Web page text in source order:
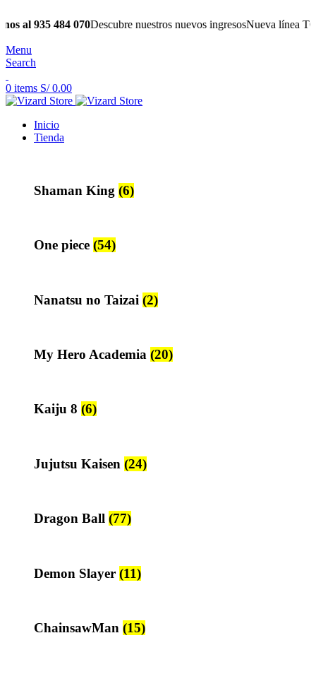
484 070Descubre nuestros nuevos ingresosNueva línea TCG
Menu
Search
0 items S/0.00
Inicio
Tienda
Shaman King (6)
One piece (54)
Nanatsu no Taizai (2)
My Hero Academia (20)
Kaiju 8 (6)
Jujutsu Kaisen (24)
Dragon Ball (77)
Demon Slayer (11)
ChainsawMan (15)